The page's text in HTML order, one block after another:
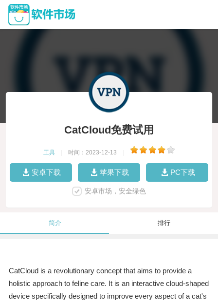
CatCloud免费试用
工具 时间：2023-12-13
安卓下载 苹果下载 PC下载
安卓市场，安全绿色
简介 排行
CatCloud is a revolutionary concept that aims to provide a
holistic approach to feline care. It is an interactive cloud-shaped
device specifically designed to improve every aspect of a cat's